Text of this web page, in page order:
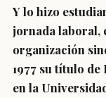
Y lo hizo
jornada laboral,
organización
1977 su título
en la